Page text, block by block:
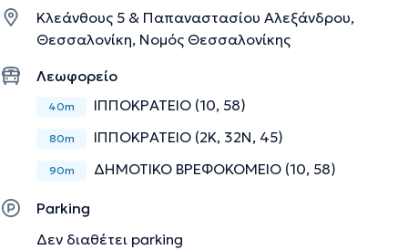
Κλεάνθους 5 & Παπαναστασίου Αλεξάνδρου,
Θεσσαλονίκη, Νομός Θεσσαλονίκης
Λεωφορείο
40m ΙΠΠΟΚΡΑΤΕΙΟ (10, 58)
80m ΙΠΠΟΚΡΑΤΕΙΟ (2Κ, 32Ν, 45)
90m ΔΗΜΟΤΙΚΟ ΒΡΕΦΟΚΟΜΕΙΟ (10, 58)
Parking
Δεν διαθέτει parking